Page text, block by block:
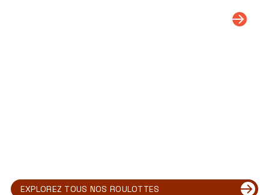
EXPLOREZ TOUS NOS ROULOTTES